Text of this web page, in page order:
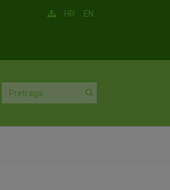
HR EN